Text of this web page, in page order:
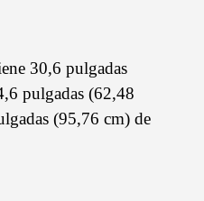
30,6 pulgadas
pulgadas (62,48
(95,76 cm) de